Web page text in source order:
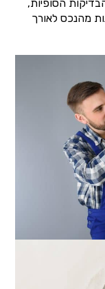
הסופיות,
מהנכס לאורך